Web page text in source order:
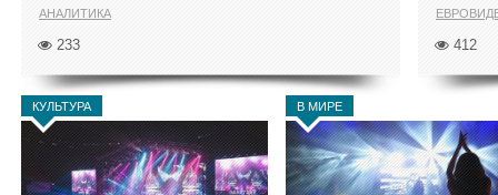
АНАЛИТИКА
233 412
КУЛЬТУРА В МИРЕ